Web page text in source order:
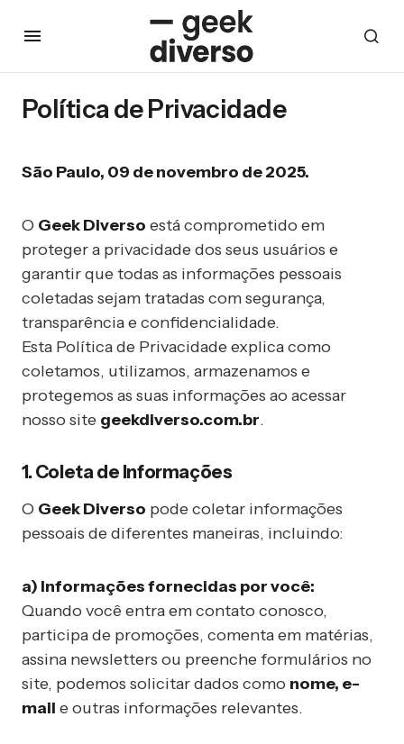
Política de Privacidade
São Paulo, 09 de novembro de 2025.
O Geek Diverso está comprometido em
proteger a privacidade dos seus usuários e
garantir que todas as informações pessoais
coletadas sejam tratadas com segurança,
transparência e confidencialidade.
Esta Política de Privacidade explica como
coletamos, utilizamos, armazenamos e
protegemos as suas informações ao acessar
nosso site geekdiverso.com.br.
1. Coleta de Informações
O Geek Diverso pode coletar informações
pessoais de diferentes maneiras, incluindo:
a) Informações fornecidas por você:
Quando você entra em contato conosco,
participa de promoções, comenta em matérias,
assina newsletters ou preenche formulários no
site, podemos solicitar dados como nome, e-
mail e outras informações relevantes.